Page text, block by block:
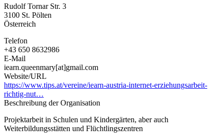
Rudolf Tornar Str. 3
3100 St. Pölten
Österreich
Telefon
+43 650 8632986
E-Mail
iearn.queenmary[at]gmail.com
Website/URL
https://www.tips.at/vereine/iearn-austria-internet-erziehungsarbeit-
richtig-nut…
Beschreibung der Organisation
Projektarbeit in Schulen und Kindergärten, aber auch
Weiterbildungsstätten und Flüchtlingszentren